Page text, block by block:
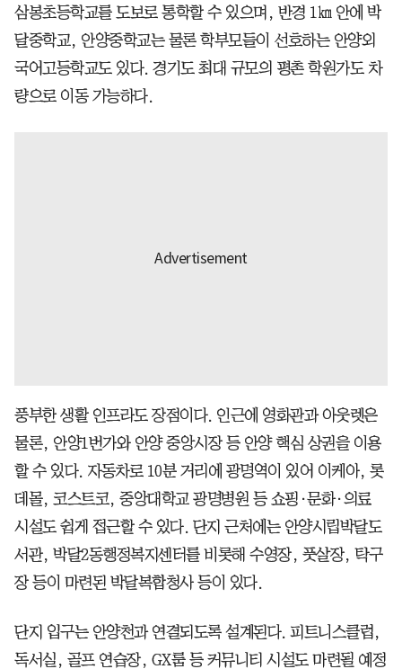
삼봉초등학교를 도보로 통학할 수 있으며, 반경 1㎞ 안에 박
달중학교, 안양중학교는 물론 학부모들이 선호하는 안양외
국어고등학교도 있다. 경기도 최대 규모의 평촌 학원가도 차
량으로 이동 가능하다.
풍부한 생활 인프라도 장점이다. 인근에 영화관과 아웃렛은
물론, 안양1번가와 안양 중앙시장 등 안양 핵심 상권을 이용
할 수 있다. 자동차로 10분 거리에 광명역이 있어 이케아, 롯
데몰, 코스트코, 중앙대학교 광명병원 등 쇼핑·문화·의료
시설도 쉽게 접근할 수 있다. 단지 근처에는 안양시립박달도
서관, 박달2동행정복지센터를 비롯해 수영장, 풋살장, 탁구
장 등이 마련된 박달복합청사 등이 있다.
단지 입구는 안양천과 연결되도록 설계된다. 피트니스클럽,
독서실, 골프 연습장, GX룸 등 커뮤니티 시설도 마련될 예정